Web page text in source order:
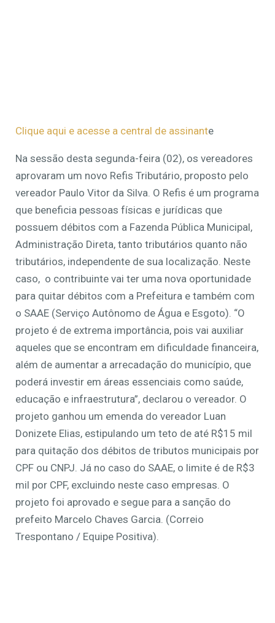
Clique aqui e acesse a central de assinante
Na sessão desta segunda-feira (02), os vereadores
aprovaram um novo Refis Tributário, proposto pelo
vereador Paulo Vitor da Silva. O Refis é um programa
que beneficia pessoas físicas e jurídicas que
possuem débitos com a Fazenda Pública Municipal,
Administração Direta, tanto tributários quanto não
tributários, independente de sua localização. Neste
caso, o contribuinte vai ter uma nova oportunidade
para quitar débitos com a Prefeitura e também com
o SAAE (Serviço Autônomo de Água e Esgoto). “O
projeto é de extrema importância, pois vai auxiliar
aqueles que se encontram em dificuldade financeira,
além de aumentar a arrecadação do município, que
poderá investir em áreas essenciais como saúde,
educação e infraestrutura”, declarou o vereador. O
projeto ganhou um emenda do vereador Luan
Donizete Elias, estipulando um teto de até R$15 mil
para quitação dos débitos de tributos municipais por
CPF ou CNPJ. Já no caso do SAAE, o limite é de R$3
mil por CPF, excluindo neste caso empresas. O
projeto foi aprovado e segue para a sanção do
prefeito Marcelo Chaves Garcia. (Correio
Trespontano / Equipe Positiva).